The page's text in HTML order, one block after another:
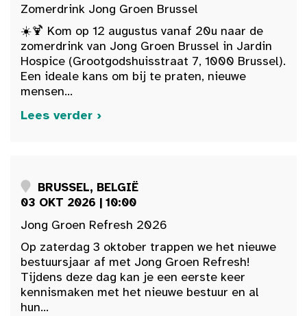
Zomerdrink Jong Groen Brussel
☀️🍹 Kom op 12 augustus vanaf 20u naar de
zomerdrink van Jong Groen Brussel in Jardin
Hospice (Grootgodshuisstraat 7, 1000 Brussel).
Een ideale kans om bij te praten, nieuwe
mensen...
Lees verder ›
BRUSSEL, BELGIË
03 OKT 2026 | 10:00
Jong Groen Refresh 2026
Op zaterdag 3 oktober trappen we het nieuwe
bestuursjaar af met Jong Groen Refresh!
Tijdens deze dag kan je een eerste keer
kennismaken met het nieuwe bestuur en al
hun...